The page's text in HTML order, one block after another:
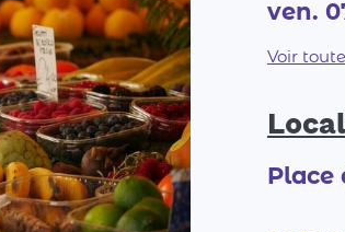
ven.
Voir
Place